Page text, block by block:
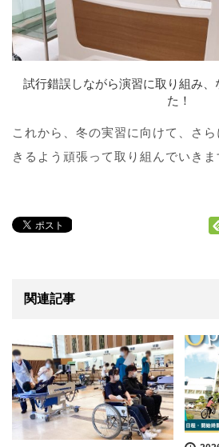
試行錯誤しながら演習に取り組み、
た！
これから、冬の実習に向けて、さ
きるよう頑張って取り組んでいきま
関連記事